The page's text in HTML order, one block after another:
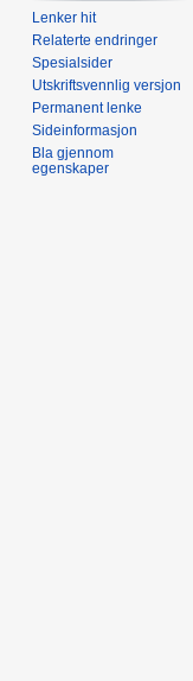
Lenker hit
Relaterte endringer
Spesialsider
Utskriftsvennlig versjon
Permanent lenke
Sideinformasjon
Bla gjennom
egenskaper